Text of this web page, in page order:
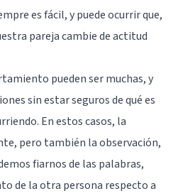
es fácil, y puede ocurrir que,
pareja cambie de actitud
pueden ser muchas, y
sin estar seguros de qué es
En estos casos, la
pero también la observación,
fiarnos de las palabras,
de la otra persona respecto a